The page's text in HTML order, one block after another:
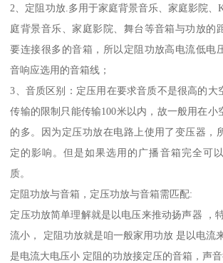
2、定阻功放.多用于家庭背景音乐、家庭影院、
庭背景音乐、家庭影院、舞台等音箱与功放的
要连接很多的音箱，所以定阻功放高电流低电
音响应选用的音箱线；
3、音质区别：定压用在要求音质不是很高的大
传输的限制只能传输100米以内，故一般用在小
的多。因为定压功放在电路上使用了变压器，
定的影响。但是如果选用的广播音箱完全可
质。
定阻功放与音箱，定压功放与音箱需匹配:
定压功放简单理解就是以电压来推动扬声器 ，
流小， 定阻功放就是咱一般家用功放 是以电流
是电流大电压小 定阻的功放接定压的音箱，声